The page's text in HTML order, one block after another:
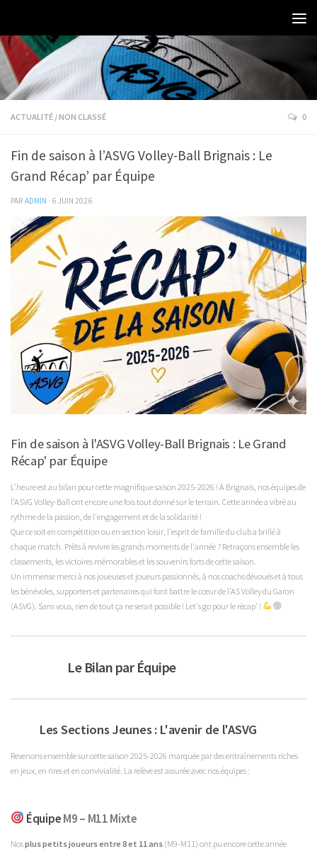
ACTUALITÉ /NON CLASSÉ 0
Fin de saison à l’ASVG Volley-Ball Brignais : Le
Grand Récap’ par Équipe
PAR ADMIN · 6 JUIN 2026
Fin de saison à l'ASVG Volley-Ball Brignais : Le Grand
Récap' par Équipe
L’heure est au bilan pour cette magnifique saison 2025-2026 ! À Brignais, nos équipes de
l’ASVG Volley-Ball ont encore une fois tout donné sur le terrain. Cette année a vibré au
rythme de la passion, de l'engagement et de la solidarité !
Que ce soit en compétition ou en section loisir, l'esprit de famille du club a brillé à
chaque match. Prêts à revivre les grands moments de l'année ? Retraçons ensemble les
classements, les victoires mémorables et les souvenirs forts de cette saison.
Un immense merci à nos joueuses et joueurs passionnés, à nos coachs dévoués et à tous
les bénévoles, supporters et partenaires qui font battre le cœur de l’AS Volley du Garon
(ASVG). Sans vous, rien de tout ça ne serait possible ! Let's go pour le récap' !
Le Bilan par Équipe
Les Sections Jeunes : L'avenir de l'ASVG
Revenons ensemble sur cette saison 2025-2026 marquée par des entraînements riches
en jeux, en rires et en convivialité. La relève est assurée avec nos équipes :
ÉquipeM9 – M11 Mixte
Nosplus petits joueurs entre 8 et 11 ans (M9-M11) ont pu encore cette année